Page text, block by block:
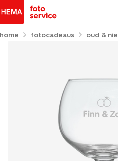
home fotocadeaus oud &